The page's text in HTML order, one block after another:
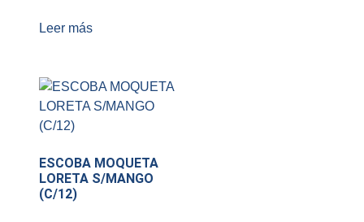
Leer más
ESCOBA MOQUETA
LORETA S/MANGO
(C/12)